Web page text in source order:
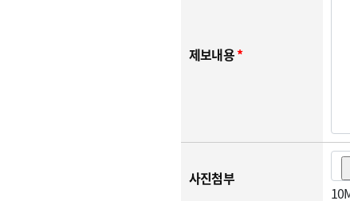
제보내용*
사진첨부